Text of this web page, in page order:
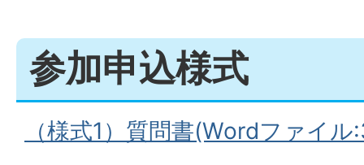
参加申込様式
（様式1）質問書(Wordファイ